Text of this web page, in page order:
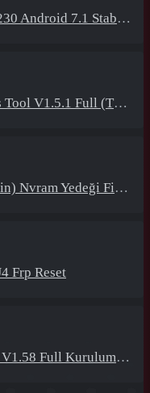
Stabil Eba Destekli Yazılım
Işlemcili Cihazları Meta Moda Alma)
Yedeği Fix Nv By Dft Pro
Frp Reset
Full Kurulum+Crack